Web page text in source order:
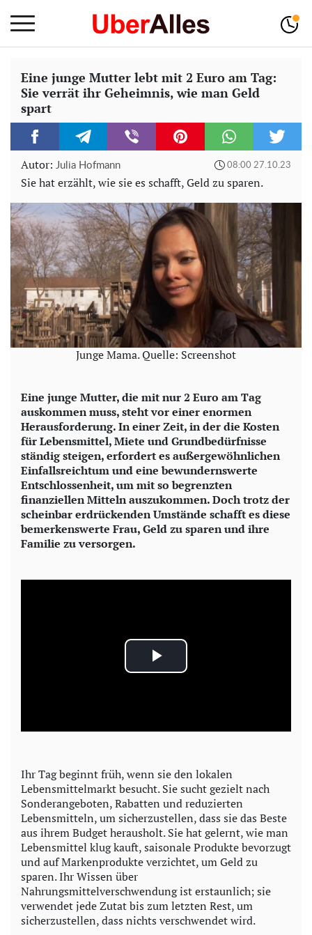
Eine junge Mutter lebt mit 2 Euro am Tag:
Sie verrät ihr Geheimnis, wie man Geld
spart
Autor: Julia Hofmann 08:00 27.10.23
Sie hat erzählt, wie sie es schafft, Geld zu sparen.
Junge Mama. Quelle: Screenshot
Eine junge Mutter, die mit nur 2 Euro am Tag
auskommen muss, steht vor einer enormen
Herausforderung. In einer Zeit, in der die Kosten
für Lebensmittel, Miete und Grundbedürfnisse
ständig steigen, erfordert es außergewöhnlichen
Einfallsreichtum und eine bewundernswerte
Entschlossenheit, um mit so begrenzten
finanziellen Mitteln auszukommen. Doch trotz der
scheinbar erdrückenden Umstände schafft es diese
bemerkenswerte Frau, Geld zu sparen und ihre
Familie zu versorgen.
P
a
y
V
i
d
e
o
Ihr Tag beginnt früh, wenn sie den lokalen
Lebensmittelmarkt besucht. Sie sucht gezielt nach
Sonderangeboten, Rabatten und reduzierten
Lebensmitteln, um sicherzustellen, dass sie das Beste
aus ihrem Budget herausholt. Sie hat gelernt, wie man
Lebensmittel klug kauft, saisonale Produkte bevorzugt
und auf Markenprodukte verzichtet, um Geld zu
sparen. Ihr Wissen über
Nahrungsmittelverschwendung ist erstaunlich; sie
verwendet jede Zutat bis zum letzten Rest, um
sicherzustellen, dass nichts verschwendet wird.